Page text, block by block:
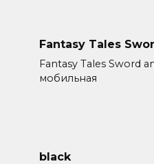
Fantasy Tales
Fantasy Tales Sword
мобильная
black